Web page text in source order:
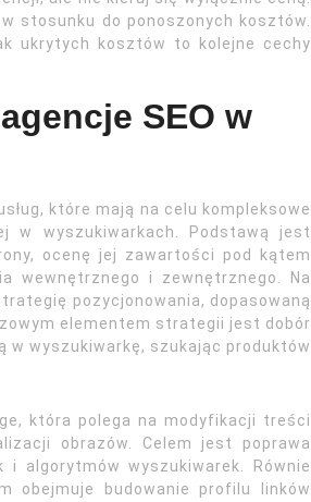
stosunku do ponoszonych kosztów.
ukrytych kosztów to kolejne cechy
SEO w
które mają na celu kompleksowe
w wyszukiwarkach. Podstawą jest
ocenę jej zawartości pod kątem
wewnętrznego i zewnętrznego. Na
pozycjonowania, dopasowaną
elementem strategii jest dobór
w wyszukiwarkę, szukając produktów
która polega na modyfikacji treści
obrazów. Celem jest poprawa
algorytmów wyszukiwarek. Równie
obejmuje budowanie profilu linków